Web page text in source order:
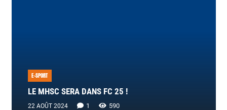
E-SPORT
LE MHSC SERA DANS FC 25 !
22 AOÛT 2024 1 Commentaire
590